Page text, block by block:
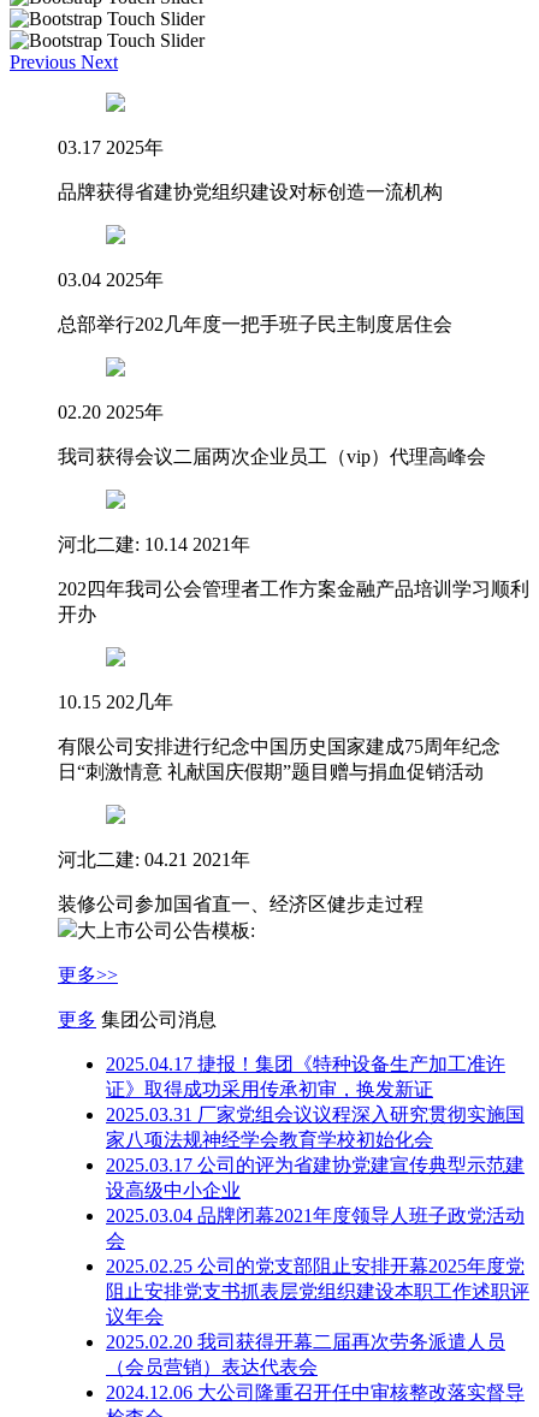
Previous Next
03.17 2025年
品牌获得省建协党组织建设对标创造一流机构
03.04 2025年
总部举行202几年度一把手班子民主制度居住会
02.20 2025年
我司获得会议二届两次企业员工（vip）代理高峰会
河北二建: 10.14 2021年
202四年我司公会管理者工作方案金融产品培训学习顺利
开办
10.15 202几年
有限公司安排进行纪念中国历史国家建成75周年纪念
日“刺激情意 礼献国庆假期”题目赠与捐血促销活动
河北二建: 04.21 2021年
装修公司参加国省直一、经济区健步走过程
大上市公司公告模板:
更多>>
更多 集团公司消息
2025.04.17 捷报！集团《特​种设备生产加工准许
证》取得成功采用传承初审，换发新证
2025.03.31 厂家党组会议议程深入研究贯彻实施国
家八项法规神经学会教育学校初始化会
2025.03.17 公司的评为省建协党建宣传典型示范建
设高级中小企业
2025.03.04 品牌闭幕2021年度领导人班子政党活动
会
2025.02.25 公司的党支部阻止安排开幕2025年度党
阻止安排党支书抓表层党组织建设本职工作述职评
议年会
2025.02.20 我司获得开幕二届再次劳务派遣人员
（会员营销）表达代表会
2024.12.06 大公司隆重召开任中审核整改落实督导